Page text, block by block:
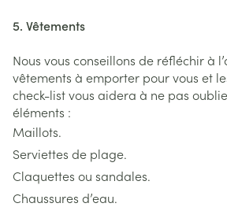
5. Vêtements
Nous vous conseillons de réfléchir à
vêtements à emporter pour vous et
check-list vous aidera à ne pas
éléments :
Maillots.
Serviettes de plage.
Claquettes ou sandales.
Chaussures d’eau.